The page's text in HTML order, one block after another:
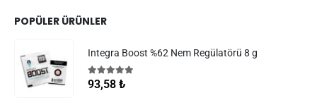
POPÜLER ÜRÜNLER
Integra Boost %62 Nem Regülatörü 8 g
5.005 üzerinden
93,58 ₺